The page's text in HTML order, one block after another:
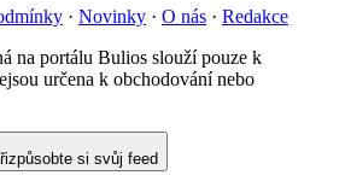
· Novinky · O nás · Redakce
na portálu Bulios slouží pouze k
určena k obchodování nebo
si svůj feed